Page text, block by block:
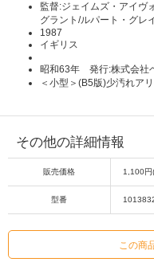
監督:ジェイムズ・アイヴ
グラント/ルパート・グレ
1987
イギリス
昭和63年 発行:株式会社
＜小型＞(B5版)少汚れアリ
その他の詳細情報
販売価格 1,100円
型番
この商